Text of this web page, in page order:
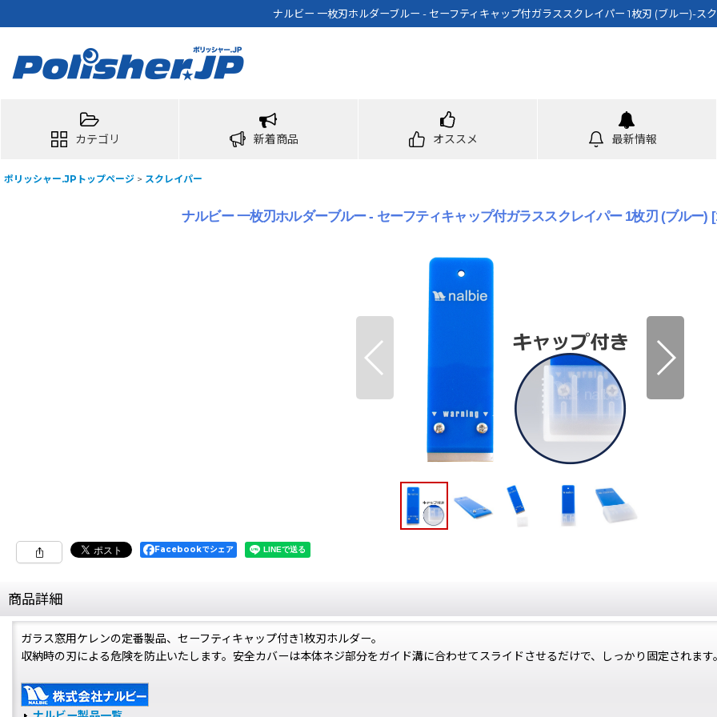
ナルビー 一枚刃ホルダーブルー - セーフティキャップ付ガラススクレイパー 1枚刃 (ブルー)-ス
カテゴリ 新着商品 オススメ 最新情報
ポリッシャー.JPトップページ > スクレイパー
ナルビー 一枚刃ホルダーブルー - セーフティキャップ付ガラススクレイパー 1枚刃 (ブルー) [
Facebookでシェア
商品詳細
ガラス窓用ケレンの定番製品、セーフティキャップ付き1枚刃ホルダー。
収納時の刃による危険を防止いたします。安全カバーは本体ネジ部分をガイド溝に合わせてスライドさせるだけで、しっかり固定されます